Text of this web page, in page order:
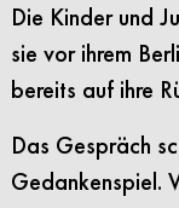
Die Kinder und
sie vor ihrem
bereits auf ihre
Das Gespräch
Gedankenspiel.